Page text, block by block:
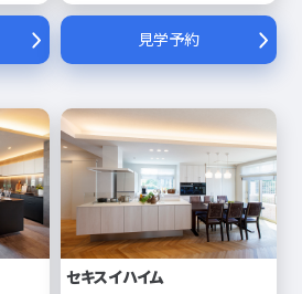
見学予約
セキスイハイム